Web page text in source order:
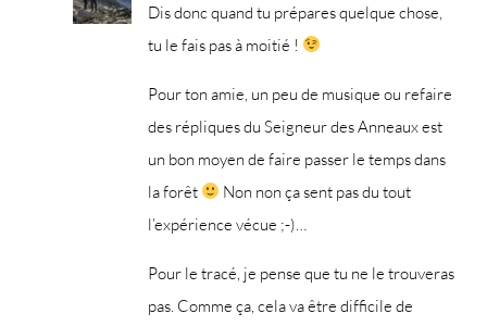
Dis donc quand tu prépares quelque chose,
tu le fais pas à moitié !
Pour ton amie, un peu de musique ou refaire
des répliques du Seigneur des Anneaux est
un bon moyen de faire passer le temps dans
la forêt
Non non ça sent pas du tout
l’expérience vécue ;-)…
Pour le tracé, je pense que tu ne le trouveras
pas. Comme ça, cela va être difficile de